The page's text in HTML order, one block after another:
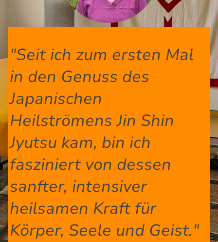
"Seit ich zum ersten Mal
in den Genuss des
Japanischen
Heilströmens Jin Shin
Jyutsu kam, bin ich
fasziniert von dessen
sanfter, intensiver
heilsamen Kraft für
Körper, Seele und Geist."